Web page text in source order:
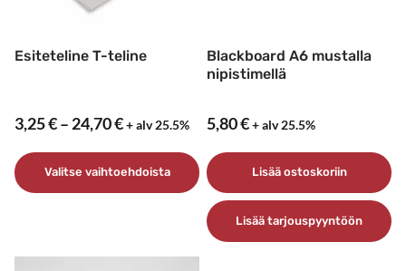
Esiteteline T-teline
3,25€– 24,70€Hintaluokka:
–
24,70 €
+ alv 25.5%
Valitse vaihtoehdoista
on
Blackboard A6 mustalla
nipistimellä
5,80€+ alv 25.5%
Lisää ostoskoriin
Lisää tarjouspyyntöön